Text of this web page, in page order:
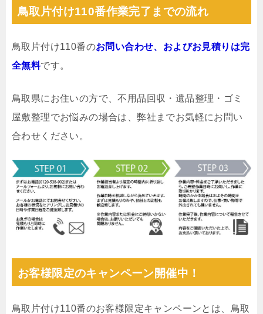
鳥取片付け110番作業完了までの流れ
鳥取片付け110番のお問い合わせ、およびお見積りは完
全無料です。
鳥取県にお住いの方で、不用品回収・遺品整理・ゴミ
屋敷整理でお悩みの場合は、弊社までお気軽にお問い
合わせください。
お客様限定のキャンペーン開催中！
鳥取片付け110番のお客様限定キャンペーンとは、鳥取